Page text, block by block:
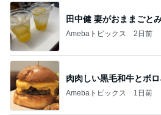
田中健 妻がおままごと
Amebaトピックス 2日前
肉肉しい黒毛和牛とボ
Amebaトピックス 1日前